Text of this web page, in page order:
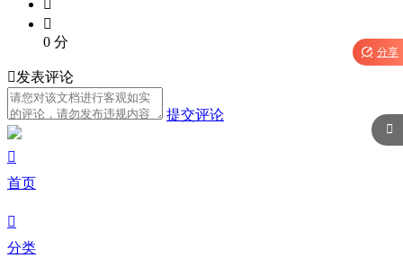


0 分
发表评论
提交评论
 分享


首页

分类